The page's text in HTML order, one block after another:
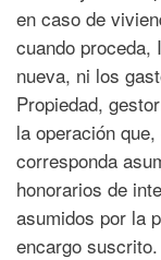
en caso de
cuando proceda,
nueva, ni los
Propiedad,
la operación
corresponda
honorarios de
asumidos por la
encargo